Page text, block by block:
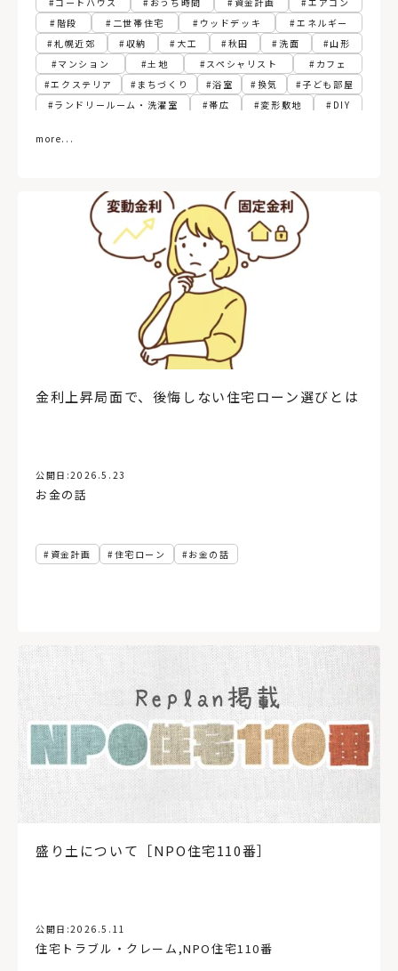
階段
二世帯住宅 ウッドデッキ
エネルギー
札幌近郊
収納 大工 秋田 洗面
山形
マンション
土地 スペシャリスト
カフェ
エクステリア
まちづくり 浴室 換気
子ども部屋
ランドリールーム・洗濯室
帯広 変形敷地
DIY
建て替え
テレワーク
RC（コンクリート）造
ペンダントライト
インダストリアル 函館
規格住宅・企画住宅
北から目線
ファミリークローゼット
木造建築 パッシブ換気
新築 リフォーム
オホーツク
店舗併用住宅
工務店経営 変形地
コンクリートブロック造
東川町
イベント 日高 30坪以下
公共施設
お金の話
動線計画
セイナヨキ
オープンハウス
注文住宅
道北
8帖
長期優良住宅
ヘルシンキ
手すり バリアフリー
縦型ブラインド
宮城県
資産価値 環境 太陽光発電 冷房
防災
気候変動
地球温暖化
サステナブル
横型ブラインド、インテリア
設計
施工
ウィンドウトリートメント
アトリエ
ワイナリー
インテリアグリーン
マルシェ 地域
地方
空き家
玄関ポーチ ショールーム 網走
壁紙
蓄エネ
創エネ 北見市 吹き抜け 旅
住宅雑誌
アアルト 省エネ
レイアウト
more...
金利上昇局面で、後悔しない住宅ローン選びとは
公開日:2026.5.23
お金の話
資金計画 住宅ローン お金の話
盛り土について［NPO住宅110番］
公開日:2026.5.11
住宅トラブル・クレーム ,NPO住宅110番